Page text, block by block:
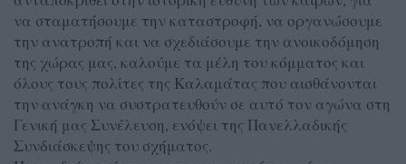
να σταματήσουμε την καταστροφή, να οργανώσουμε
την ανατροπή και να σχεδιάσουμε την ανοικοδόμηση
της χώρας μας, καλούμε τα μέλη του κόμματος και
όλους τους πολίτες της Καλαμάτας που αισθάνονται
την ανάγκη να συστρατευθούν σε αυτό τον αγώνα στη
Γενική μας Συνέλευση, ενόψει της Πανελλαδικής
Συνδιάσκεψης του σχήματος.